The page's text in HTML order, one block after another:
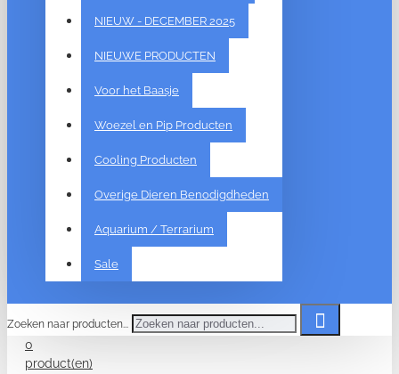
NIEUW - DECEMBER 2025
NIEUWE PRODUCTEN
Voor het Baasje
Woezel en Pip Producten
Cooling Producten
Overige Dieren Benodigdheden
Aquarium / Terrarium
Sale
Zoeken naar producten...
0
product(en)